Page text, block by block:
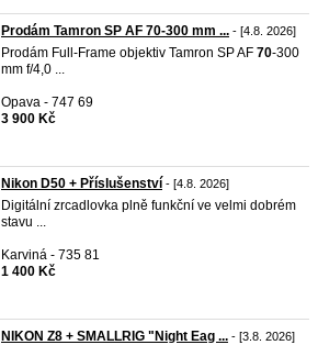
Prodám Tamron SP AF 70-300 mm ... - [4.8. 2026]
Prodám Full-Frame objektiv Tamron SP AF 70-300
mm f/4,0 ...
Opava - 747 69
3 900 Kč
Nikon D50 + Příslušenství - [4.8. 2026]
Digitální zrcadlovka plně funkční ve velmi dobrém
stavu ...
Karviná - 735 81
1 400 Kč
NIKON Z8 + SMALLRIG "Night Eag ... - [3.8. 2026]